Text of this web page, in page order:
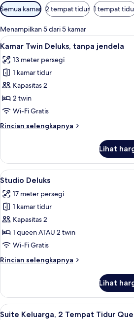
Filter
tersedia
untuk
kamar
Semua kamar 2 tempat tidur 1 tempat
Menampilkan 5 dari 5 kamar
Lihat
semua
foto
untuk
Kamar
Twin
Deluks,
jendela
4
Kamar Twin Deluks, tanpa jendela
13 meter persegi
1 kamar tidur
Kapasitas 2
2 twin
Wi-Fi Gratis
Rincian selengkapnya
Rincian
Kamar
Twin
Deluks,
jendela
Lihat
Lihat
semua
foto
untuk
Studio
Deluks
4
Studio Deluks
17 meter persegi
1 kamar tidur
Kapasitas 2
1 queen ATAU 2 twin
Wi-Fi Gratis
Rincian selengkapnya
Rincian
Studio
Deluks
Lihat
Lihat
Suite
3
Suite Keluarga, 2 Tempat Tidur